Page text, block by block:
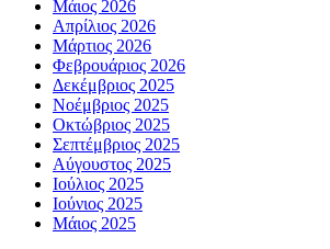
Μάιος 2026
Απρίλιος 2026
Μάρτιος 2026
Φεβρουάριος 2026
Δεκέμβριος 2025
Νοέμβριος 2025
Οκτώβριος 2025
Σεπτέμβριος 2025
Αύγουστος 2025
Ιούλιος 2025
Ιούνιος 2025
Μάιος 2025